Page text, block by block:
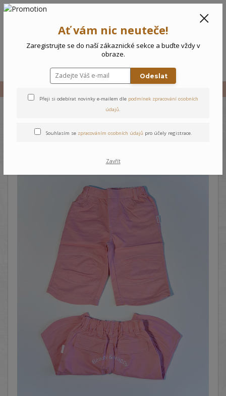
Dětské kalhoty Beauty
Ať vám nic neuteče!
Zaregistrujte se do naší zákaznické sekce a buďte vždy v
obraze.
Odeslat
Přeji si odebírat novinky e-mailem dle podmínek zpracování osobních
údajů.
Souhlasím se zpracováním osobních údajů pro účely registrace.
Zavřít